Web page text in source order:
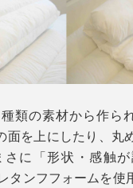
類の素材から作ら
面を上にしたり、丸
に「形状・感触が
タンフフォームを使